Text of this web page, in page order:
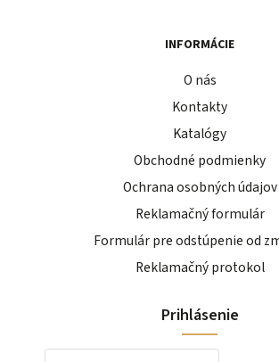
INFORMÁCIE
O nás
Kontakty
Katalógy
Obchodné podmienky
Ochrana osobných údajov
Reklamačný formulár
Formulár pre odstúpenie od
Reklamačný protokol
Prihlásenie